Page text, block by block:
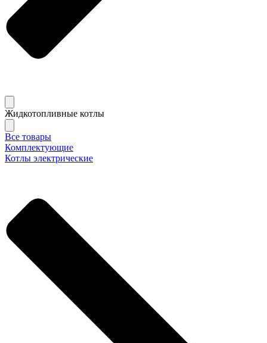
Жидкотопливные котлы
Все товары
Комплектующие
Котлы электрические